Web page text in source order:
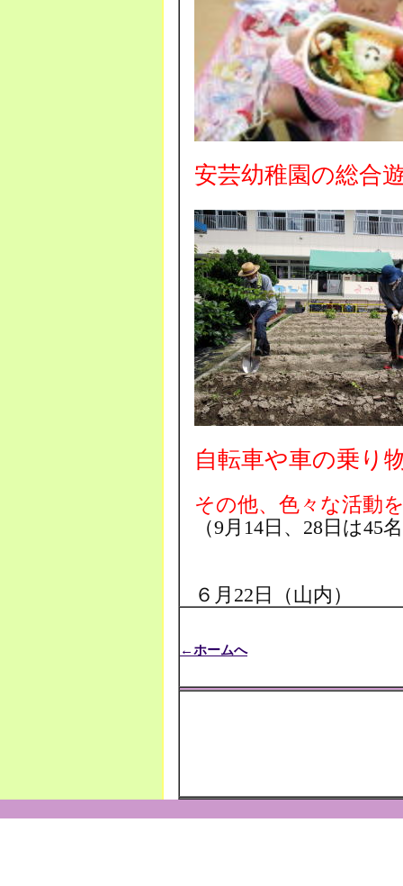
安芸幼稚園の総合
自転車や車の乗り
その他、色々な活動
（9月14日、28日は
６月22日（山内）
←ホームへ